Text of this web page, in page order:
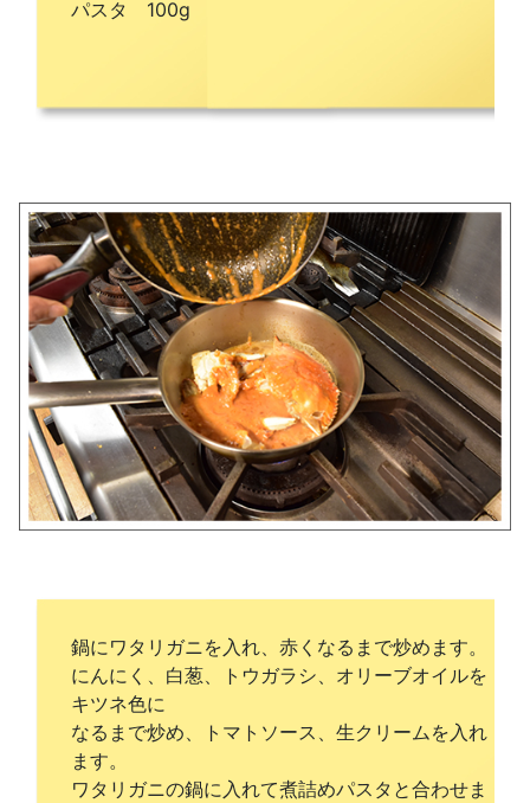
パスタ 100g
鍋にワタリガニを入れ、赤くなるまで炒めます。
にんにく、白葱、トウガラシ、オリーブオイルを
キツネ色に
なるまで炒め、トマトソース、生クリームを入れ
ます。
ワタリガニの鍋に入れて煮詰めパスタと合わせま